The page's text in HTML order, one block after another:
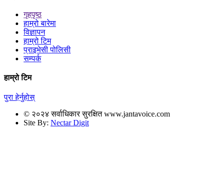
गृहपृष्ठ
हाम्रो बारेमा
विज्ञापन
हाम्रो टिम
प्राइभेसी पोलिसी
सम्पर्क
हाम्रो टिम
पुरा हेर्नुहोस्
© २०२४ सर्वाधिकार सुरक्षित www.jantavoice.com
Site By: Nectar Digit